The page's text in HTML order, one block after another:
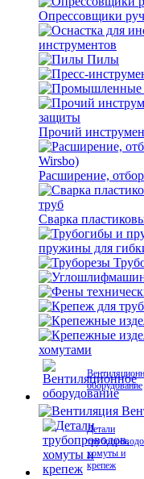
Опрессовщики
инструментов
Пилы
Прочий
Расширение,
Сварка
пружины для
хомутами
оборудование
Детали
хомуты и
крепеж